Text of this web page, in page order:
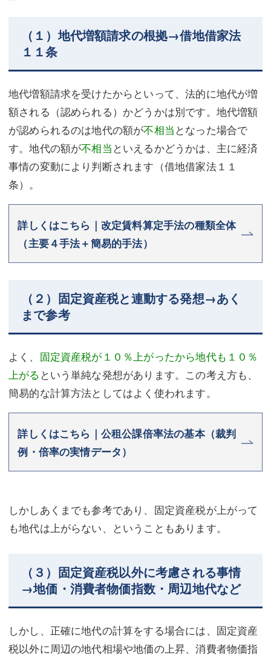
（１）地代増額請求の根拠→借地借家法
１１条
地代増額請求を受けたからといって、法的に地代が増
額される（認められる）かどうかは別です。地代増額
が認められるのは地代の額が不相当 となった場合で
す。地代の額が不相当 といえるかどうかは、主に経済
事情の変動により判断されます（借地借家法１１
条）。
詳しくはこちら｜改定賃料算定手法の種類全体
（主要４手法＋簡易的手法）
（２）固定資産税と連動する発想→あく
まで参考
よく、 固定資産税が１０％上がったから地代も１０％
上がる という単純な発想があります。この考え方も、
簡易的な計算方法としてはよく使われます。
詳しくはこちら｜公租公課倍率法の基本（裁判
例・倍率の実情データ）
しかしあくまでも参考であり、固定資産税が上がって
も地代は上がらない、ということもあります。
（３）固定資産税以外に考慮される事情
→地価・消費者物価指数・周辺地代など
しかし、正確に地代の計算をする場合には、固定資産
税以外に周辺の地代相場や地価の上昇、消費者物価指